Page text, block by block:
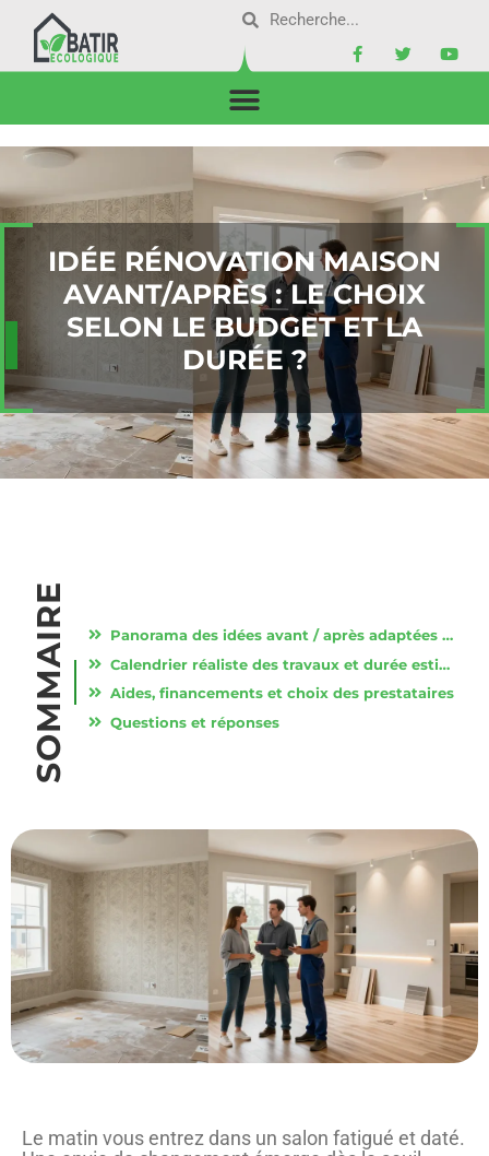
IDÉE RÉNOVATION MAISON
AVANT/APRÈS : LE CHOIX
SELON LE BUDGET ET LA
DURÉE ?
SOMMAIRE
Panorama des idées avant / après adaptées au budget et au type de logement
Calendrier réaliste des travaux et durée estimée selon l’ampleur
Aides, financements et choix des prestataires
Questions et réponses
Le matin vous entrez dans un salon fatigué et daté.